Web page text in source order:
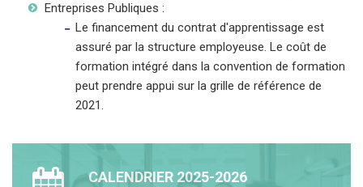
Entreprises Publiques :
Le financement du contrat d'apprentissage est
assuré par la structure employeuse. Le coût de
formation intégré dans la convention de formation
peut prendre appui sur la grille de référence de
2021.
CALENDRIER 2025-2026